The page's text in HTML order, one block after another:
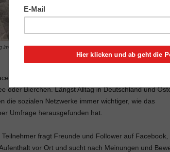
öfters zuerst in die Social Media (Foto: Translations Team, Wiki
Posts und Instagram-Bilder aus dem letzten
oder Bierchen. Längst Alltag in Deutschland und
die sozialen Netzwerke immer wichtiger, wie das
Umfrage herausgefunden hat.
fragt Freunde und Follower auf Facebook,
vor Ort und sucht nach Meinungen und